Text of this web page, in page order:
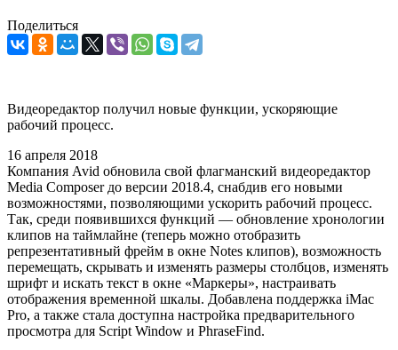
Поделиться
Видеоредактор получил новые функции, ускоряющие
рабочий процесс.
16 апреля 2018
Компания Avid обновила свой флагманский видеоредактор
Media Composer до версии 2018.4, снабдив его новыми
возможностями, позволяющими ускорить рабочий процесс.
Так, среди появившихся функций — обновление хронологии
клипов на таймлайне (теперь можно отобразить
репрезентативный фрейм в окне Notes клипов), возможность
перемещать, скрывать и изменять размеры столбцов, изменять
шрифт и искать текст в окне «Маркеры», настраивать
отображения временной шкалы. Добавлена поддержка iMac
Pro, а также стала доступна настройка предварительного
просмотра для Script Window и PhraseFind.